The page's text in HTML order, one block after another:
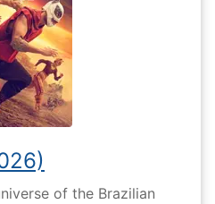
of the Brazilian